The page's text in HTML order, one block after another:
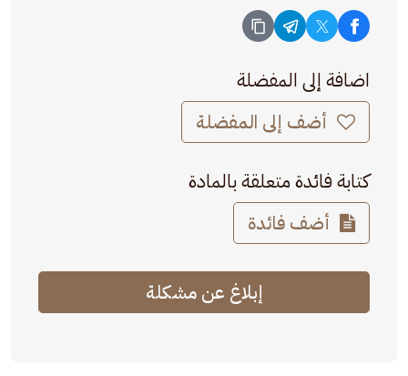
اضافة إلى المفضلة
أضف إلى المفضلة
كتابة فائدة متعلقة بالمادة
أضف فائدة
إبلاغ عن مشكلة